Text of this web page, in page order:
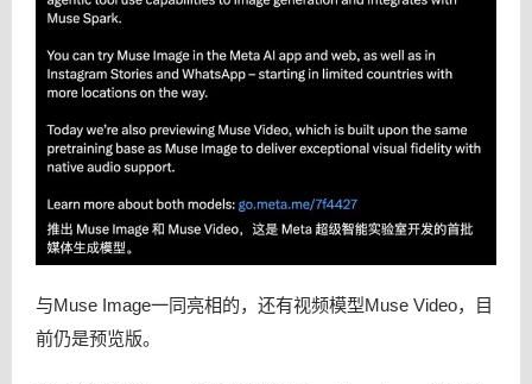
与Muse Image一同亮相的，还有视频模型Muse Video，目
前仍是预览版。